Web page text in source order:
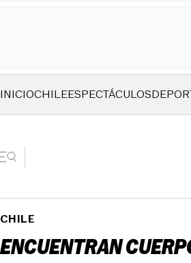
INICIOCHILEESPECTÁCULOS
CHILE
ENCUENTRAN